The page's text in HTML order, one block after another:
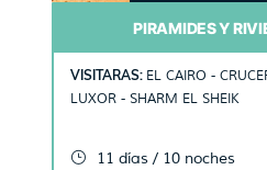
PIRAMIDES Y
VISITARAS: EL CAIRO -
LUXOR - SHARM EL SHEIK
11 días / 10 noches